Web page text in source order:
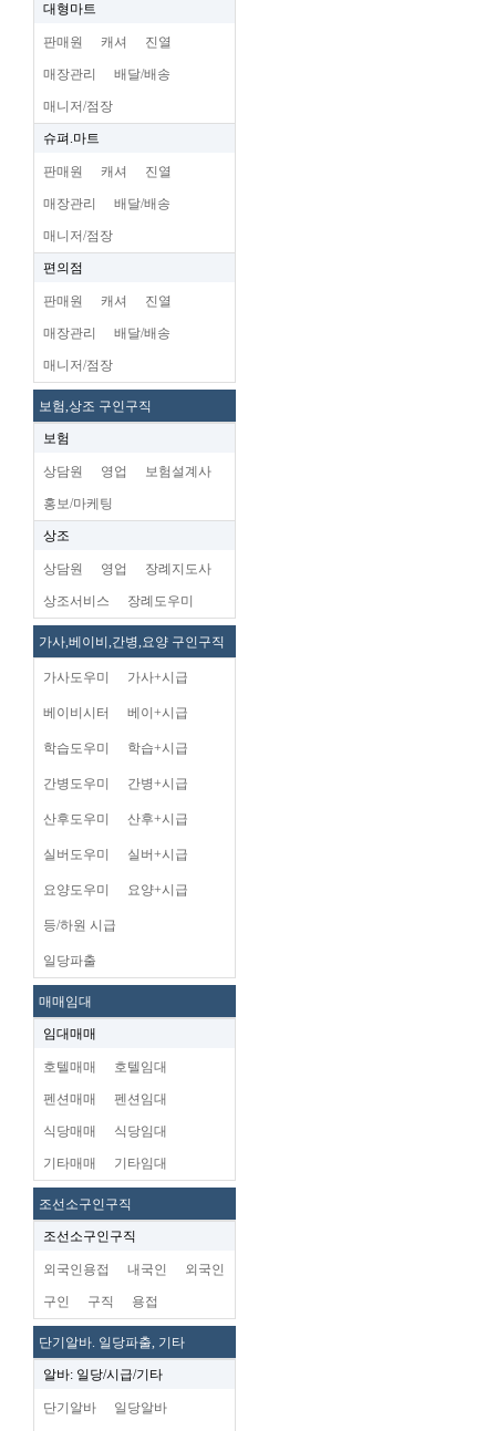
대형마트
판매원 캐셔 진열
매장관리 배달/배송
매니저/점장
슈펴.마트
판매원 캐셔 진열
매장관리 배달/배송
매니저/점장
편의점
판매원 캐셔 진열
매장관리 배달/배송
매니저/점장
보험,상조 구인구직
보험
상담원 영업 보험설계사
홍보/마케팅
상조
상담원 영업 장례지도사
상조서비스 장례도우미
가사,베이비,간병,요양 구인구직
가사도우미 가사+시급
베이비시터 베이+시급
학습도우미 학습+시급
간병도우미 간병+시급
산후도우미 산후+시급
실버도우미 실버+시급
요양도우미 요양+시급
등/하원 시급
일당파출
매매임대
임대매매
호텔매매 호텔임대
펜션매매 펜션임대
식당매매 식당임대
기타매매 기타임대
조선소구인구직
조선소구인구직
외국인용접 내국인 외국인
구인 구직 용접
단기알바. 일당파출, 기타
알바: 일당/시급/기타
단기알바 일당알바